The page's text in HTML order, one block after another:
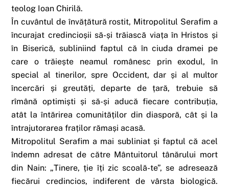
teolog Ioan Chirilă.
În cuvântul de învățătură rostit, Mitropolitul Serafim a
încurajat credincioșii să-și trăiască viața în Hristos și
în Biserică, subliniind faptul că în ciuda dramei pe
care o trăiește neamul românesc prin exodul, în
special al tinerilor, spre Occident, dar și al multor
încercări și greutăți, departe de țară, trebuie să
rîmână optimiști și să-și aducă fiecare contribuția,
atât la întărirea comunităților din diasporă, cât și la
întrajutorarea fraților rămași acasă.
Mitropolitul Serafim a mai subliniat și faptul că acel
îndemn adresat de către Mântuitorul tânărului mort
din Nain: „Tinere, ție îți zic scoală-te”, se adresează
fiecărui credincios, indiferent de vârsta biologică.